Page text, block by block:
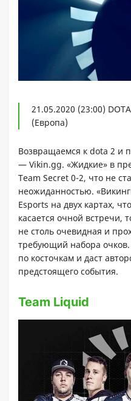
21.05.2020 (23:00)
(Европа)
Возвращаемся к dota 2 и
— Vikin.gg. «Жидкие» в
Team Secret 0-2, что не
неожиданностью.
Esports на двух картах,
касается очной встречи,
не столь очевидная и
требующий набора
по косточкам и даст
предстоящего события.
Team Liquid